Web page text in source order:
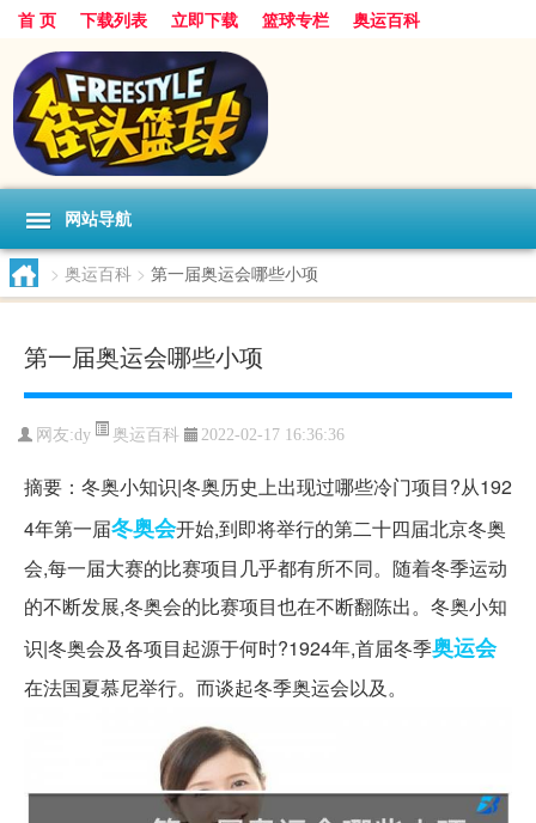
首 页 下载列表 立即下载 篮球专栏 奥运百科
网站导航
> 奥运百科 > 第一届奥运会哪些小项
第一届奥运会哪些小项
网友:dy 奥运百科 2022-02-17 16:36:36
摘要：冬奥小知识|冬奥历史上出现过哪些冷门项目?从192
4年第一届冬奥会开始,到即将举行的第二十四届北京冬奥
会,每一届大赛的比赛项目几乎都有所不同。随着冬季运动
的不断发展,冬奥会的比赛项目也在不断翻陈出。冬奥小知
识|冬奥会及各项目起源于何时?1924年,首届冬季奥运会
在法国夏慕尼举行。而谈起冬季奥运会以及。